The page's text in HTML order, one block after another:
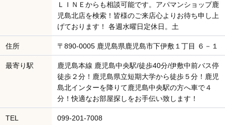
ＬＩＮＥからも相談可能です。アパマンショップ鹿
児島北店を検索！皆様のご来店心よりお待ち申し上
げております！ 各週水曜日定休日。土
住所 〒890-0005 鹿児島県鹿児島市下伊敷１丁目 ６－１
最寄り駅
鹿児島本線 鹿児島中央駅/徒歩40分/伊敷中前バス停
徒歩２分！鹿児島県立短期大学から徒歩５分！鹿児
島北インターを降りて鹿児島中央駅の方へ車で４
分！快適なお部屋探しをお手伝い致します！
TEL
099-201-7008